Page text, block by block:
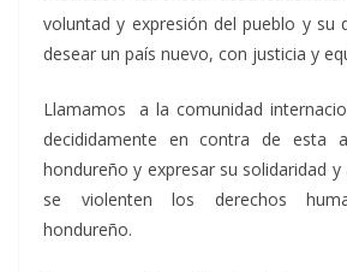
voluntad y expresión del pueblo y su
desear un país nuevo, con justicia y
Llamamos a la comunidad
decididamente en contra de esta
hondureño y expresar su solidaridad
se violenten los derechos
hondureño.